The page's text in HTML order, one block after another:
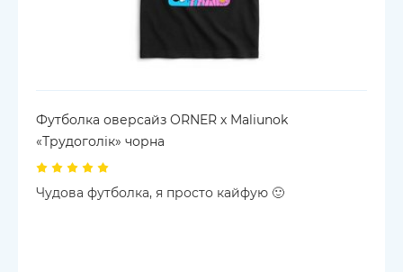
Футболка оверсайз ORNER х Maliunok
«Трудоголік» чорна
Чудова футболка, я просто кайфую 🙂